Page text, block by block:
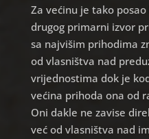
Za većinu je tako
drugog primarni izvor
sa najvišim prihodima
od vlasništva nad
vrijednostima dok je
većina prihoda ona od
Oni dakle ne zavise
već od vlasništva nad